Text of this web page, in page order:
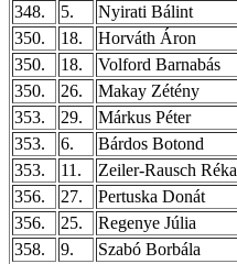
348.
5. Nyirati Bálint
350.
18. Horváth Áron
350.
18. Volford Barnabás
350.
26. Makay Zétény
353.
29. Márkus Péter
353.
6. Bárdos Botond
353.
11. Zeiler-Rausch Réka
356.
27. Pertuska Donát
356.
25. Regenye Júlia
358.
9. Szabó Borbála